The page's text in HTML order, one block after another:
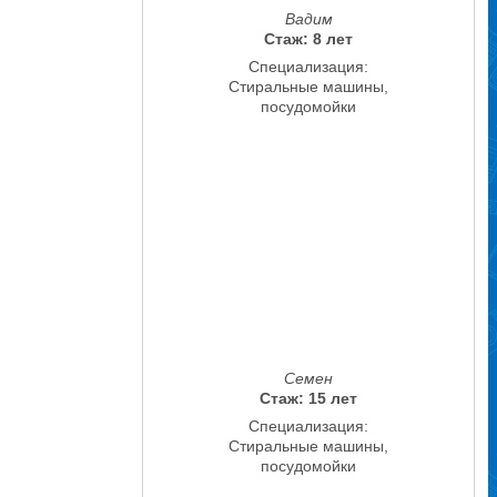
Вадим
Стаж: 8 лет
Специализация:
Стиральные машины,
посудомойки
Семен
Стаж: 15 лет
Специализация:
Стиральные машины,
посудомойки